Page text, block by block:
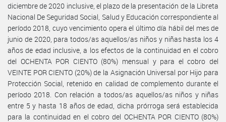
diciembre de 2020 inclusive, el plazo de la presentación de la Libreta
Nacional De Seguridad Social, Salud y Educación correspondiente al
período 2018, cuyo vencimiento opera el último día hábil del mes de
junio de 2020, para todos/as aquellos/as niños y niñas hasta los 4
años de edad inclusive, a los efectos de la continuidad en el cobro
del OCHENTA POR CIENTO (80%) mensual y para el cobro del
VEINTE POR CIENTO (20%) de la Asignación Universal por Hijo para
Protección Social, retenido en calidad de complemento durante el
período 2018. Con relación a todos/as aquellos/as niños y niñas
entre 5 y hasta 18 años de edad, dicha prórroga será establecida
para la continuidad en el cobro del OCHENTA POR CIENTO (80%)